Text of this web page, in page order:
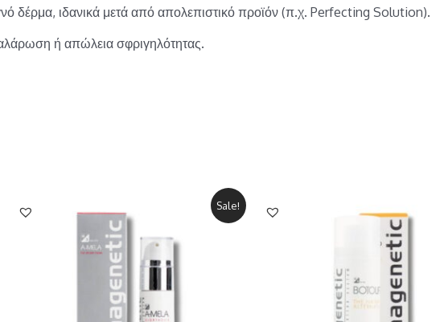
δέρμα, ιδανικά μετά από απολεπιστικό προϊόν (π.χ. Perfecting Solution).
ή απώλεια σφριγηλότητας.
Sale!